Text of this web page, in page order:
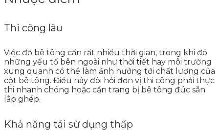
Thi công lâu
Việc đổ bê tông cần rất nhiều thời gian, trong khi đó
những yếu tố bên ngoài như thời tiết hay môi trường
xung quanh có thể làm ảnh hưởng tới chất lượng của
cột bê tông. Điều này đòi hỏi đơn vị thi công phải thực
thi nhanh chóng hoặc cần trang bị bê tông đúc sẵn
lắp ghép.
Khả năng tái sử dụng thấp